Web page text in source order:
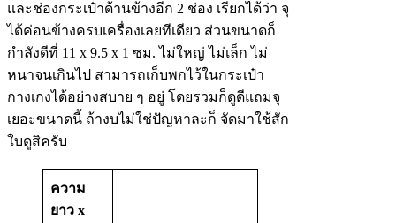
และช่องกระเป๋าด้านข้างอีก 2 ช่อง เรียกได้ว่า จุ
ได้ค่อนข้างครบเครื่องเลยทีเดียว ส่วนขนาดก็
กำลังดีที่ 11 x 9.5 x 1 ซม. ไม่ใหญ่ ไม่เล็ก ไม่
หนาจนเกินไป สามารถเก็บพกไว้ในกระเป๋า
กางเกงได้อย่างสบาย ๆ อยู่ โดยรวมก็ดูดีแถมจุ
เยอะขนาดนี้ ถ้างบไม่ใช่ปัญหาละก็ จัดมาใช้สัก
ใบดูสิครับ
ความ
ยาว x